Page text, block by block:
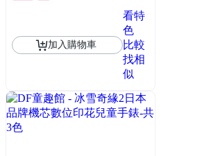
加入購物車
看特
色
比較
找相
似